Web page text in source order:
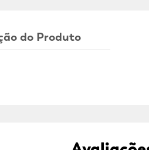
do Produto